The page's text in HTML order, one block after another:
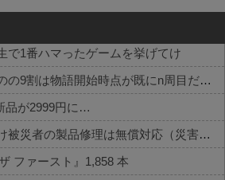
われたくないのに
で1番ハマったゲームを挙げてけ
【まどマギ】ループものの9割は物語開始時点が既にn周目だったって仕掛けがあるよね
品が2999円に…
任天堂 熊本地震を受け被災者の製品修理は無償対応（災害救助法適用地域） 義援金5000万円寄付
ファースト』1,858 本